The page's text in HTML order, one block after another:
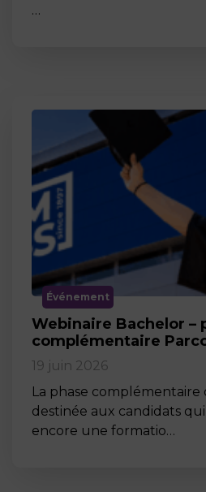
…
Événement
Webinaire Bachelor –
complémentaire
19 juin 2026
La phase
destinée aux candidats
encore une formatio…